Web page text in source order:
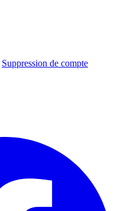
Suppression de compte